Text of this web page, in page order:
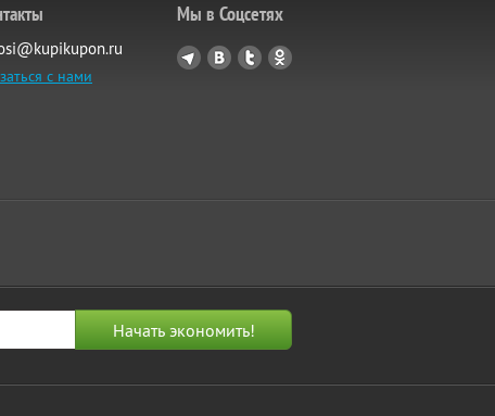
с нами
Мы в Соцсетях